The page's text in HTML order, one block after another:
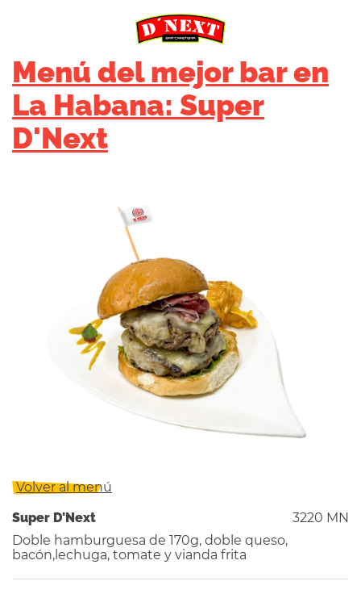
Menú del mejor bar en
La Habana: Super
D'Next
Volver al menú
Super D'Next
3220 MN
Doble hamburguesa de 170g, doble queso,
bacón,lechuga, tomate y vianda frita